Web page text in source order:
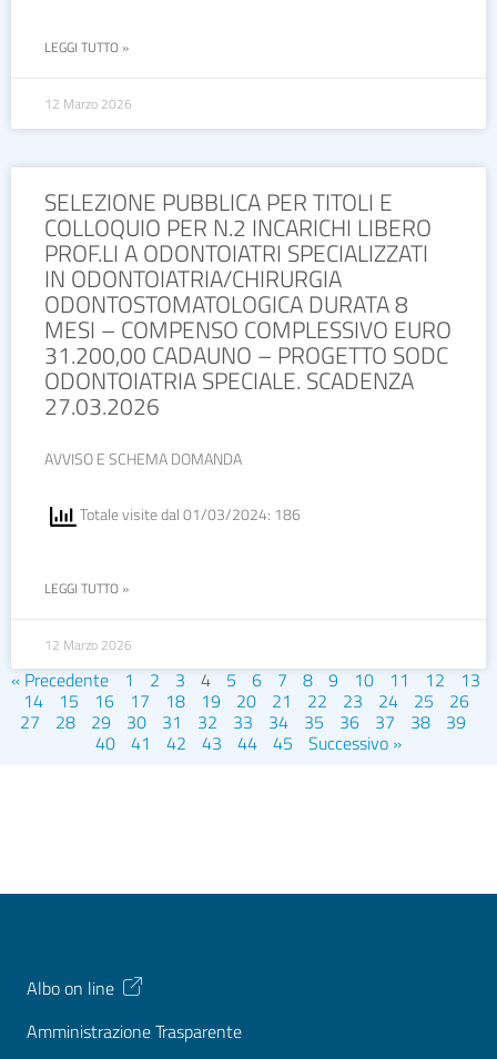
LEGGI TUTTO »
12 Marzo 2026
SELEZIONE PUBBLICA PER TITOLI E
COLLOQUIO PER N.2 INCARICHI LIBERO
PROF.LI A ODONTOIATRI SPECIALIZZATI
IN ODONTOIATRIA/CHIRURGIA
ODONTOSTOMATOLOGICA DURATA 8
MESI – COMPENSO COMPLESSIVO EURO
31.200,00 CADAUNO – PROGETTO SODC
ODONTOIATRIA SPECIALE. SCADENZA
27.03.2026
AVVISO E SCHEMA DOMANDA
Totale visite dal 01/03/2024: 186
LEGGI TUTTO »
12 Marzo 2026
« Precedente 1 2 3 4 5 6 7 8 9 10 11 12 13
14 15 16 17 18 19 20 21 22 23 24 25 26
27 28 29 30 31 32 33 34 35 36 37 38 39
40 41 42 43 44 45 Successivo »
Albo on line
Amministrazione Trasparente